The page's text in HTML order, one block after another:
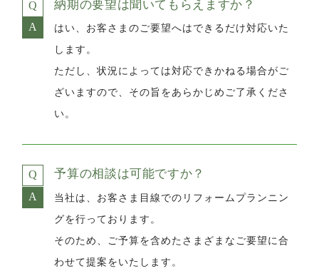
納期の要望は聞いてもらえますか？
はい、お客さまのご要望へはできるだけ対応いた
します。
ただし、状況によっては対応できかねる場合がご
ざいますので、その旨をあらかじめご了承くださ
い。
予算の相談は可能ですか？
当社は、お客さま目線でのリフォームプランニン
グを行っております。
そのため、ご予算を含めたさまざまなご要望に合
わせて提案をいたします。